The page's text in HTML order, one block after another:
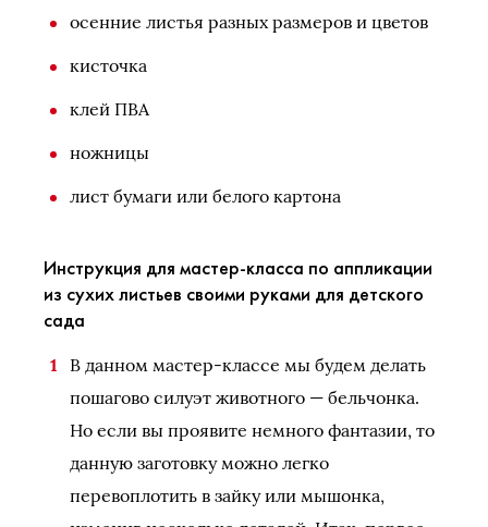
осенние листья разных размеров и цветов
кисточка
клей ПВА
ножницы
лист бумаги или белого картона
Инструкция для мастер-класса по аппликации
из сухих листьев своими руками для детского
сада
В данном мастер-классе мы будем делать
пошагово силуэт животного — бельчонка.
Но если вы проявите немного фантазии, то
данную заготовку можно легко
перевоплотить в зайку или мышонка,